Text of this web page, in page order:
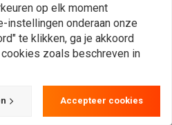
gecontroleerd wordt op
is het dus ten zeerste
te rijden en een uitlaat te
op elk moment
instellingen onderaan onze
te klikken, ga je akkoord
zoals beschreven in
Accepteer cookies